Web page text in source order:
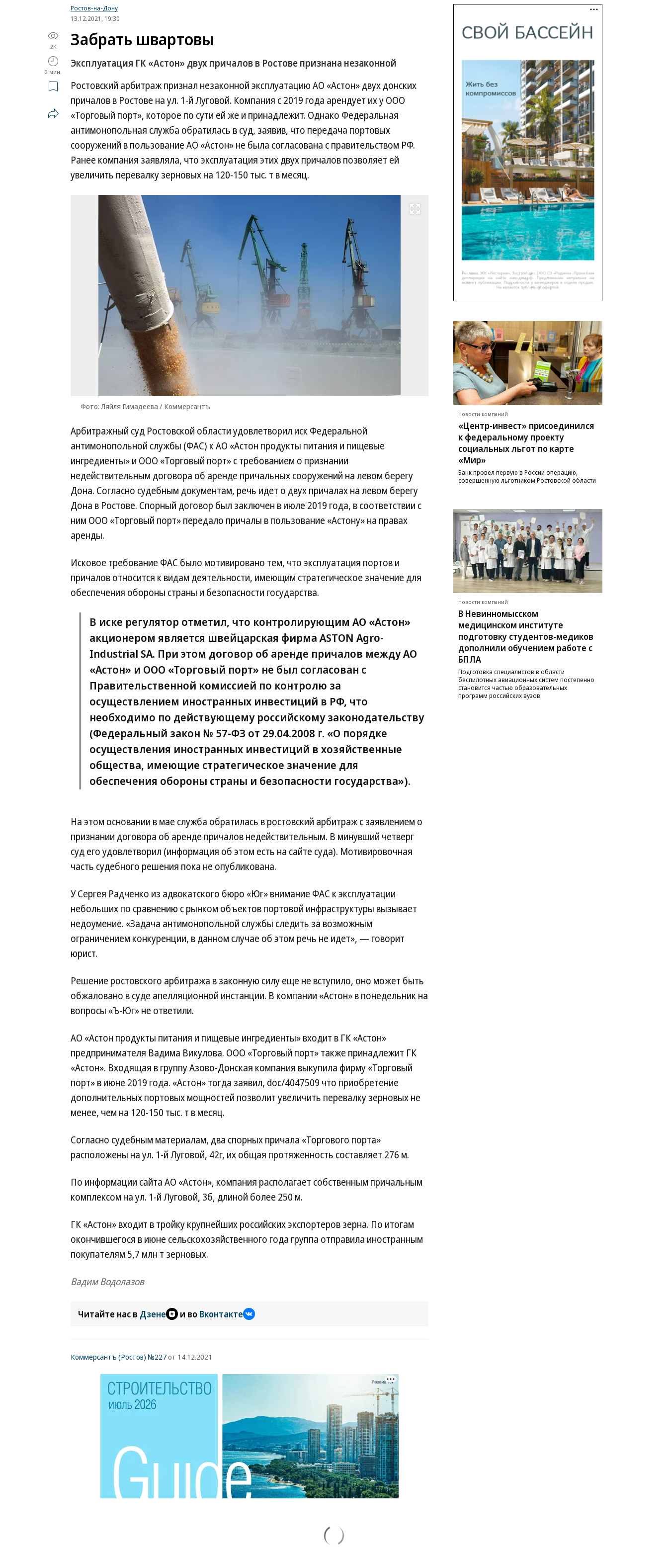
Ростов-на-Дону
13.12.2021, 19:30
2K
2 мин.
Забрать швартовы
Эксплуатация ГК «Астон» двух причалов в Ростове признана незаконной
Ростовский арбитраж признал незаконной эксплуатацию АО «Астон» двух донских
причалов в Ростове на ул. 1-й Луговой. Компания с 2019 года арендует их у ООО
«Торговый порт», которое по сути ей же и принадлежит. Однако Федеральная
антимонопольная служба обратилась в суд, заявив, что передача портовых
сооружений в пользование АО «Астон» не была согласована с правительством РФ.
Ранее компания заявляла, что эксплуатация этих двух причалов позволяет ей
увеличить перевалку зерновых на 120-150 тыс. т в месяц.
Развернуть на весь экран
Фото: Ляйля Гимадеева / Коммерсантъ
Гимадеева
Коммерсантъ
Арбитражный суд Ростовской области удовлетворил иск Федеральной
антимонопольной службы (ФАС) к АО «Астон продукты питания и пищевые
ингредиенты» и ООО «Торговый порт» с требованием о признании
недействительным договора об аренде причальных сооружений на левом берегу
Дона. Согласно судебным документам, речь идет о двух причалах на левом берегу
Дона в Ростове. Спорный договор был заключен в июле 2019 года, в соответствии с
ним ООО «Торговый порт» передало причалы в пользование «Астону» на правах
аренды.
Исковое требование ФАС было мотивировано тем, что эксплуатация портов и
причалов относится к видам деятельности, имеющим стратегическое значение для
обеспечения обороны страны и безопасности государства.
В иске регулятор отметил, что контролирующим АО «Астон»
акционером является швейцарская фирма ASTON Agro-
Industrial SA. При этом договор об аренде причалов между АО
«Астон» и ООО «Торговый порт» не был согласован с
Правительственной комиссией по контролю за
осуществлением иностранных инвестиций в РФ, что
необходимо по действующему российскому законодательству
(Федеральный закон № 57-ФЗ от 29.04.2008 г. «О порядке
осуществления иностранных инвестиций в хозяйственные
общества, имеющие стратегическое значение для
обеспечения обороны страны и безопасности государства»).
На этом основании в мае служба обратилась в ростовский арбитраж с заявлением о
признании договора об аренде причалов недействительным. В минувший четверг
суд его удовлетворил (информация об этом есть на сайте суда). Мотивировочная
часть судебного решения пока не опубликована.
У Сергея Радченко из адвокатского бюро «Юг» внимание ФАС к эксплуатации
небольших по сравнению с рынком объектов портовой инфраструктуры вызывает
недоумение. «Задача антимонопольной службы следить за возможным
ограничением конкуренции, в данном случае об этом речь не идет», — говорит
юрист.
Решение ростовского арбитража в законную силу еще не вступило, оно может быть
обжаловано в суде апелляционной инстанции. В компании «Астон» в понедельник на
вопросы «Ъ-Юг» не ответили.
АО «Астон продукты питания и пищевые ингредиенты» входит в ГК «Астон»
предпринимателя Вадима Викулова. ООО «Торговый порт» также принадлежит ГК
«Астон». Входящая в группу Азово-Донская компания выкупила фирму «Торговый
порт» в июне 2019 года. «Астон» тогда заявил, doc/4047509 что приобретение
дополнительных портовых мощностей позволит увеличить перевалку зерновых не
менее, чем на 120-150 тыс. т в месяц.
Согласно судебным материалам, два спорных причала «Торгового порта»
расположены на ул. 1-й Луговой, 42г, их общая протяженность составляет 276 м.
По информации сайта АО «Астон», компания располагает собственным причальным
комплексом на ул. 1-й Луговой, 3б, длиной более 250 м.
ГК «Астон» входит в тройку крупнейших российских экспортеров зерна. По итогам
окончившегося в июне сельскохозяйственного года группа отправила иностранным
покупателям 5,7 млн т зерновых.
Вадим Водолазов
Читайте нас в Дзене и во Вконтакте
Коммерсантъ (Ростов) №227от 14.12.2021
Новости компаний
«Центр-инвест» присоединился
к федеральному проекту
социальных льгот по карте
«Мир»
Банк провел первую в России операцию,
совершенную льготником Ростовской области
Новости компаний
В Невинномысском
медицинском институте
подготовку студентов-медиков
дополнили обучением работе с
БПЛА
Подготовка специалистов в области
беспилотных авиационных систем постепенно
становится частью образовательных
программ российских вузов